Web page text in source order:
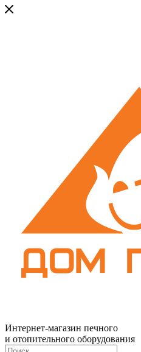
Интернет-магазин печного
и отопительного оборудования